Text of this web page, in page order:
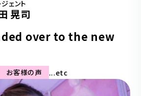
ェント
晃司
over to the new
お客様の声 ...etc